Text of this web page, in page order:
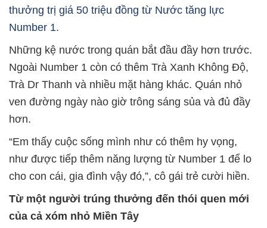
thưởng trị giá 50 triệu đồng từ Nước tăng lực
Number 1.
Những kệ nước trong quán bắt đầu đầy hơn trước.
Ngoài Number 1 còn có thêm Trà Xanh Không Độ,
Trà Dr Thanh và nhiều mặt hàng khác. Quán nhỏ
ven đường ngày nào giờ trông sáng sủa và đủ đầy
hơn.
“Em thấy cuộc sống mình như có thêm hy vọng,
như được tiếp thêm năng lượng từ Number 1 để lo
cho con cái, gia đình vậy đó,”, cô gái trẻ cười hiền.
Từ một người trúng thưởng đến thói quen mới
của cả xóm nhỏ Miền Tây